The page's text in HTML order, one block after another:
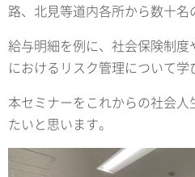
路、北見等道内各所から数十名
給与明細を例に、社会保険制
におけるリスク管理について学
本セミナーをこれからの社会
たいと思います。